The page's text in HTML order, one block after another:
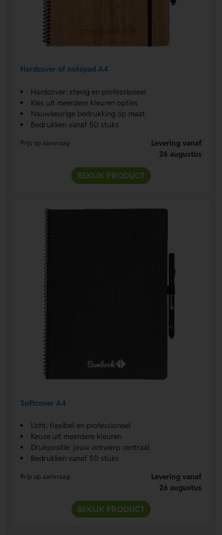
Hardcover of notepad A4
Hardcover: stevig en professioneel
Kies uit meerdere kleuren opties
Nauwkeurige bedrukking op maat
Bedrukken vanaf 50 stuks
Prijs op aanvraag
Levering vanaf
26 augustus
BEKIJK PRODUCT
Softcover A4
Licht, flexibel en professioneel
Keuze uit meerdere kleuren
Drukpositie: jouw ontwerp centraal
Bedrukken vanaf 50 stuks
Prijs op aanvraag
Levering vanaf
26 augustus
BEKIJK PRODUCT